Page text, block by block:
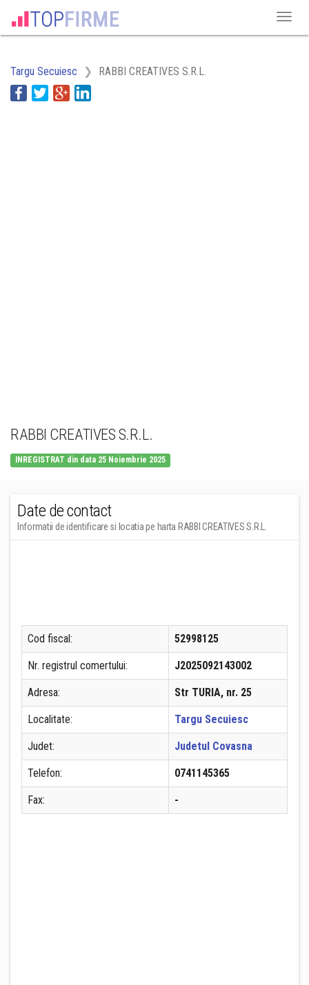
Targu Secuiesc RABBI CREATIVES S.R.L.
RABBI CREATIVES S.R.L.
INREGISTRAT din data 25 Noiembrie 2025
Date de contact
Informatii de identificare si locatia pe harta RABBI CREATIVES S.R.L.
Cod fiscal: 52998125
Nr. registrul comertului: J2025092143002
Adresa: Str TURIA, nr. 25
Localitate: Targu Secuiesc
Judet: Judetul Covasna
Telefon: 0741145365
Fax: -